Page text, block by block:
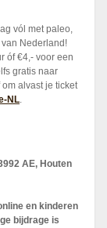
vól met paleo,
Nederland!
óf €4,- voor een
gratis naar
alvast je ticket
NL.
AE, Houten
en kinderen
bijdrage is